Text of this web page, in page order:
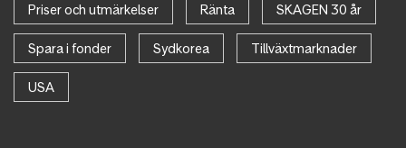
Priser och utmärkelser Ränta SKAGEN 30 år
Spara i fonder Sydkorea Tillväxtmarknader
USA